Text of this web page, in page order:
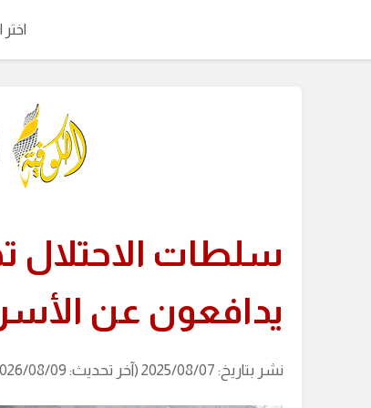
سلطات الاحتلال
يدافعون عن
نشر بتاريخ: 2025/08/07 (آخر تحديث: 2026/08/09 الساعة: 10:36)